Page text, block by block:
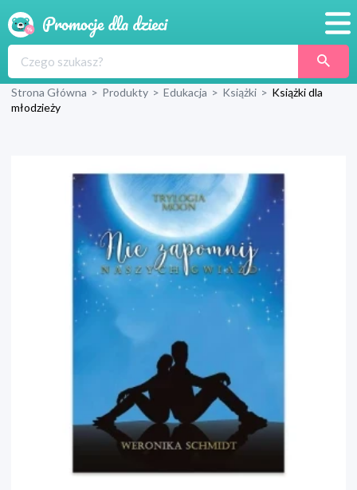
Produkty
Blog
Wyprawka
Strona Główna > Produkty > Edukacja > Książki > Książki dla
młodzieży